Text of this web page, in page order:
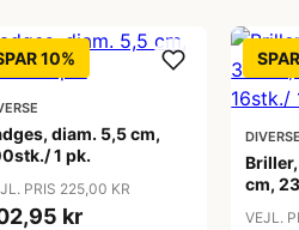
10%
diam. 5,5 cm,
1 pk.
PRIS 225,00 KR
kr
DIVERSE
cm,
VEJL.